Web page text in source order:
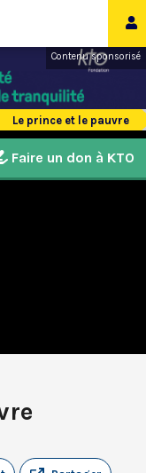
Contenu sponsorisé
Le prince et le pauvre
Faire un don à KTO